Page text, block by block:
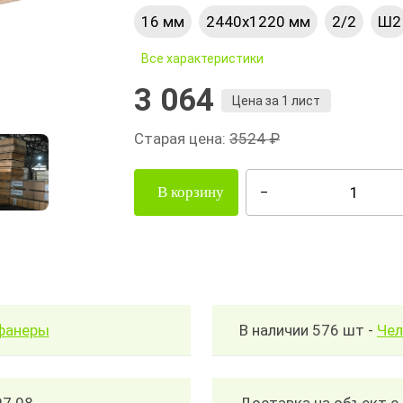
16 мм 2440х1220 мм 2/2 Ш2
Все характеристики
3 064 Цена за 1 лист
Старая цена: 3524 ₽
В корзину
количество и стоимость фанеры В наличии 576 шт -